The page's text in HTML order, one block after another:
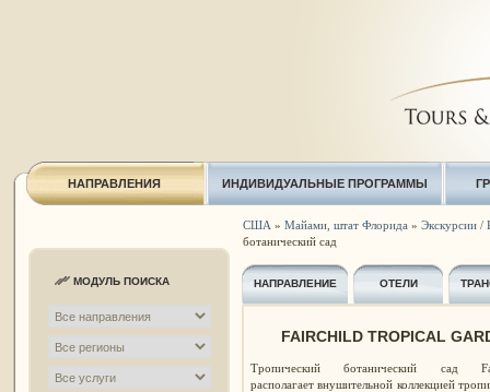
НАПРАВЛЕНИЯ ИНДИВИДУАЛЬНЫЕ ПРОГРАММЫ
МОДУЛЬ ПОИСКА
США » Майами, штат Флорида » Экскурсии /
ботанический сад
НАПРАВЛЕНИЕ ОТЕЛИ
FAIRCHILD TROPICAL
Тропический ботанический сад
располагает внушительной коллекцией